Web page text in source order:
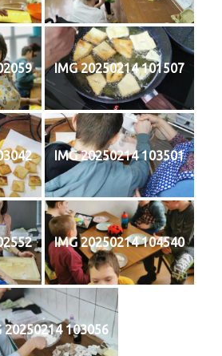
IMG 20250214 101507
IMG 20250214 103501
IMG 20250214 104540
20250214 103056